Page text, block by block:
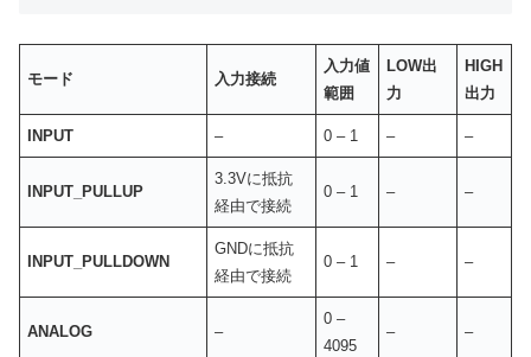
モード 入力接続
入力値
範囲
LOW出
力
HIGH
出力
INPUT – 0 – 1 – –
INPUT_PULLUP
3.3Vに抵抗
経由で接続
0 – 1 – –
INPUT_PULLDOWN
GNDに抵抗
経由で接続
0 – 1 – –
ANALOG –
0 –
4095
– –